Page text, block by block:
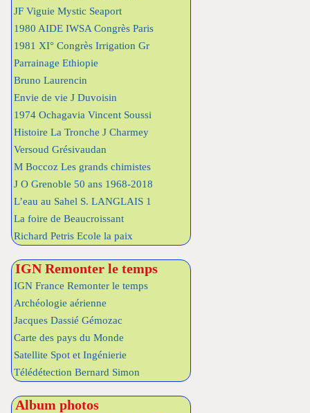
JF Viguie Mystic Seaport
1980 AIDE IWSA Congrès Paris
1981 XI° Congrès Irrigation Gr
Parrainage Ethiopie
Bruno Laurencin
Envie de vie J Duvoisin
1974 Ochagavia Vincent Soussi
Histoire La Tronche J Charmey
Versoud Grésivaudan
M Boccoz Les grands chimistes
J O Grenoble 50 ans 1968-2018
L’eau au Sahel S. LANGLAIS 1
La foire de Beaucroissant
Richard Petris Ecole la paix
IGN Remonter le temps
IGN France Remonter le temps
Archéologie aérienne
Jacques Dassié Gémozac
Carte des pays du Monde
Satellite Spot et Ingénierie
Télédétection Bernard Simon
Album photos